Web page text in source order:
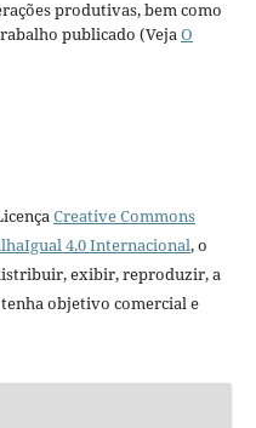
produtivas, bem como
publicado (VejaO
Creative Commons
4.0 Internacional, o
exibir, reproduzir, a
objetivo comercial e